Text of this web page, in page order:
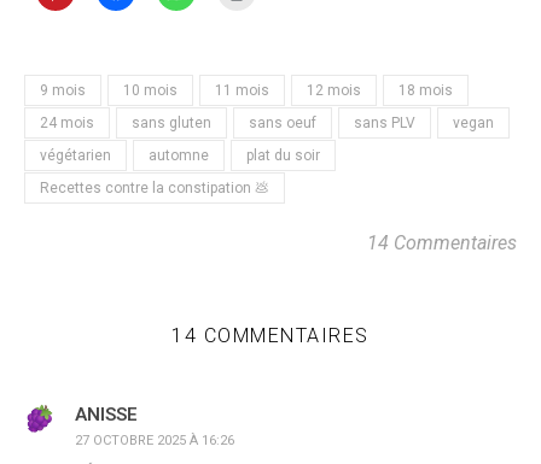
9 mois 10 mois 11 mois 12 mois
18 mois
24 mois
sans gluten sans oeuf sans PLV
vegan
végétarien
automne
plat du soir
Recettes contre la constipation 💩
14 Commentaires
14 COMMENTAIRES
ANISSE
27 OCTOBRE 2025 À 16:26